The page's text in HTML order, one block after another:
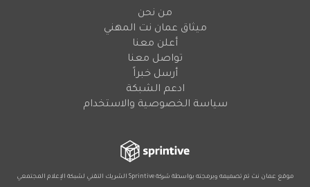
من نحن
ميثاق عمان نت المهني
أعلن معنا
تواصل معنا
أرسل خبراً
ادعم الشبكة
سياسة الخصوصية والاستخدام
موقع عمان نت تم تصميمه وبرمجته بواسطة شركةSprintive الشريك التقني لشبكة الإعلام المجتمعي